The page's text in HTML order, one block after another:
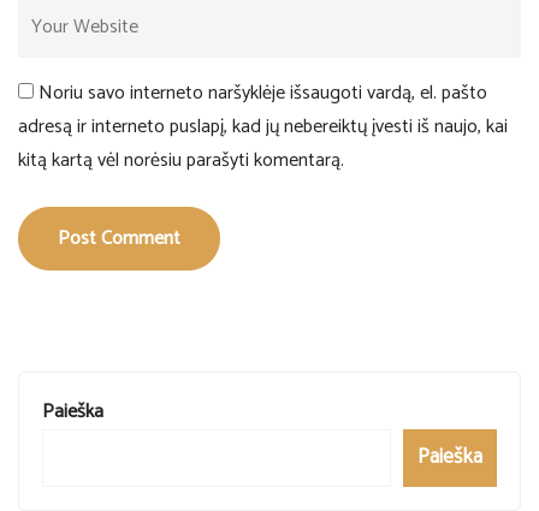
Noriu savo interneto naršyklėje išsaugoti vardą, el. pašto
adresą ir interneto puslapį, kad jų nebereiktų įvesti iš naujo, kai
kitą kartą vėl norėsiu parašyti komentarą.
Post Comment
Paieška
Paieška